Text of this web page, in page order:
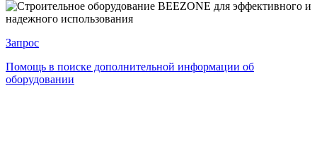
Запрос
Помощь в поиске дополнительной информации об
оборудовании